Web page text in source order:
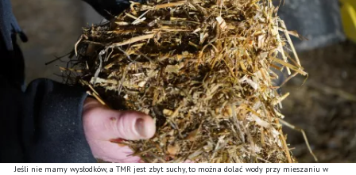
Jeśli nie mamy wysłodków, a TMR jest zbyt suchy, to można dolać wody przy mieszaniu w